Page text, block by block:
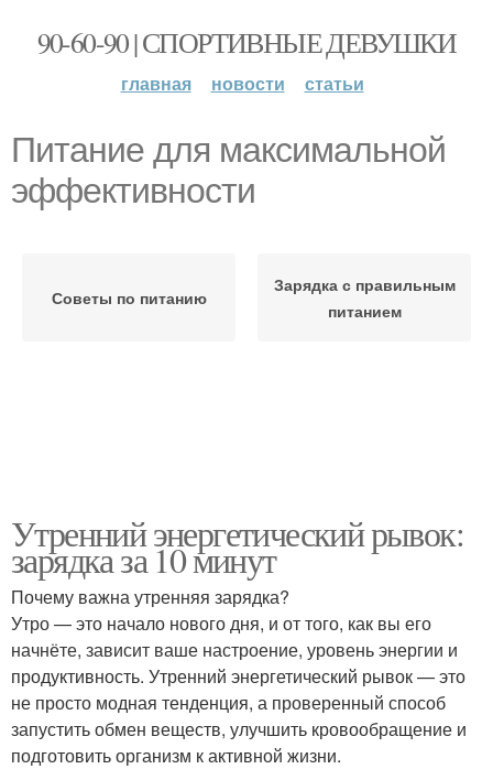
90-60-90 | СПОРТИВНЫЕ ДЕВУШКИ
главная новости статьи
Питание для максимальной
эффективности
Советы по питанию
Зарядка с правильным
питанием
Утренний энергетический рывок:
зарядка за 10 минут
Почему важна утренняя зарядка?
Утро — это начало нового дня, и от того, как вы его
начнёте, зависит ваше настроение, уровень энергии и
продуктивность. Утренний энергетический рывок — это
не просто модная тенденция, а проверенный способ
запустить обмен веществ, улучшить кровообращение и
подготовить организм к активной жизни.